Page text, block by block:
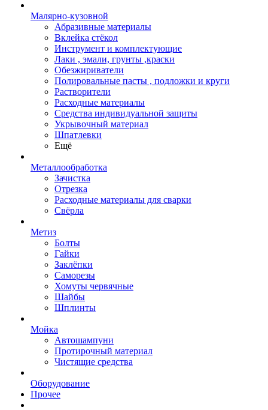
Малярно-кузовной
Абразивные материалы
Вклейка стёкол
Инструмент и комплектующие
Лаки , эмали, грунты ,краски
Обезжириватели
Полировальные пасты , подложки и круги
Растворители
Расходные материалы
Средства индивидуальной защиты
Укрывочный материал
Шпатлевки
Ещё
Металлообработка
Зачистка
Отрезка
Расходные материалы для сварки
Свёрла
Метиз
Болты
Гайки
Заклёпки
Саморезы
Хомуты червячные
Шайбы
Шплинты
Мойка
Автошампуни
Протирочный материал
Чистящие средства
Оборудование
Прочее